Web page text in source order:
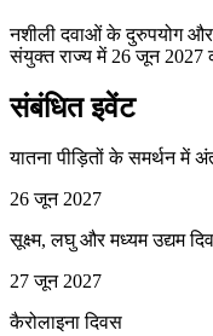
नशीली दवाओं के दुरुपयोग और
संयुक्त राज्य में 26 जून 2027
संबंधित इवेंट
यातना पीड़ितों के समर्थन में
26 जून 2027
सूक्ष्म, लघु और मध्यम उद्यम
27 जून 2027
कैरोलाइना दिवस